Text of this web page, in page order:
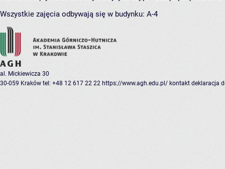
Wszystkie zajęcia odbywają się w budynku: A-4
al. Mickiewicza 30
30-059 Kraków tel: +48 12 617 22 22 https://www.agh.edu.pl/ kontakt deklaracja